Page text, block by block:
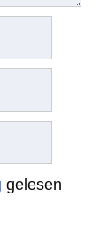
gelesen